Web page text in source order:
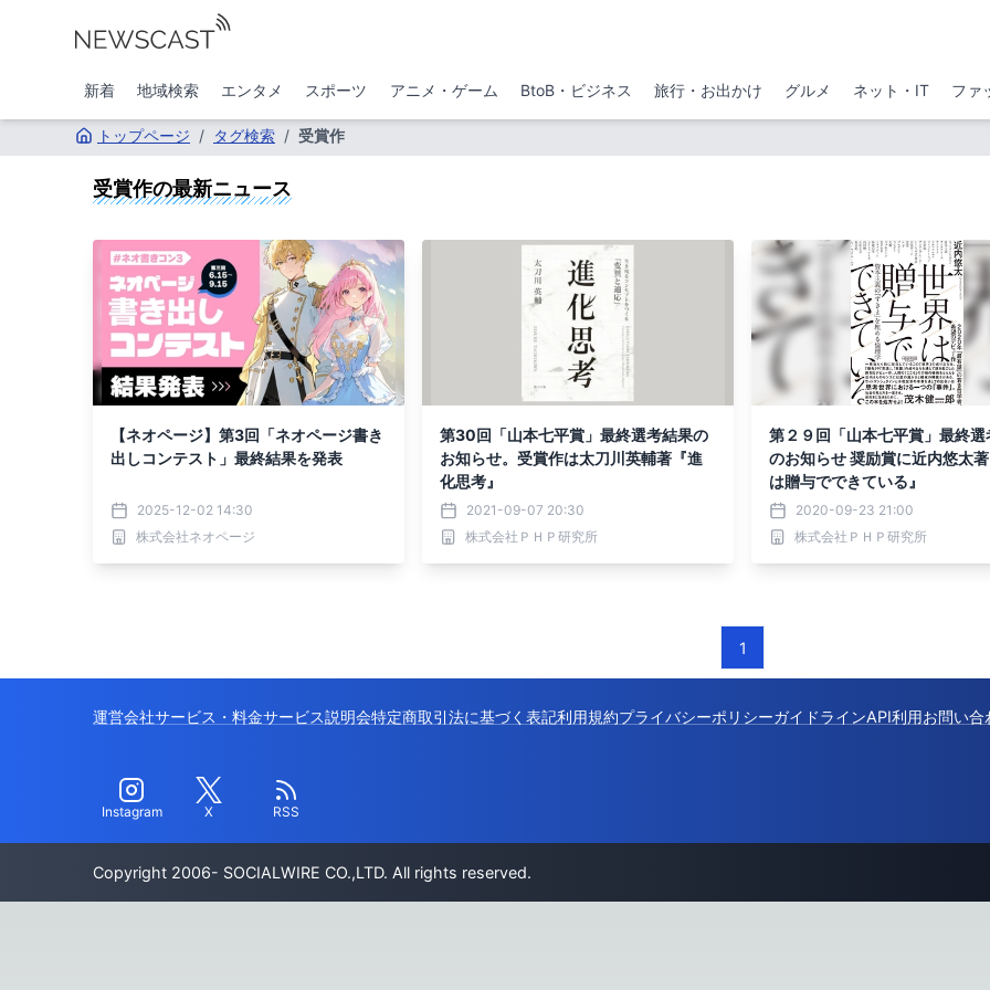
新着 地域検索 エンタメ スポーツ アニメ・ゲーム BtoB・ビジネス 旅行・お出かけ グルメ ネット・IT ファ
トップページ / タグ検索 / 受賞作
受賞作の最新ニュース
【ネオページ】第3回「ネオページ書き
出しコンテスト」最終結果を発表
2025-12-02 14:30
株式会社ネオページ
第30回「山本七平賞」最終選考結果の
お知らせ。受賞作は太刀川英輔著『進
化思考』
2021-09-07 20:30
株式会社ＰＨＰ研究所
第２９回「山本七平賞」最終選
のお知らせ 奨励賞に近内悠太
は贈与でできている』
2020-09-23 21:00
株式会社ＰＨＰ研究所
1
運営会社サービス・料金サービス説明会特定商取引法に基づく表記利用規約プライバシーポリシーガイドラインAPI利用お問い合
Instagram X RSS
Copyright 2006- SOCIALWIRE CO.,LTD. All rights reserved.